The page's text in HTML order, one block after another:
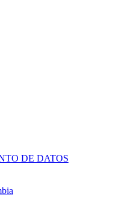
DE DATOS